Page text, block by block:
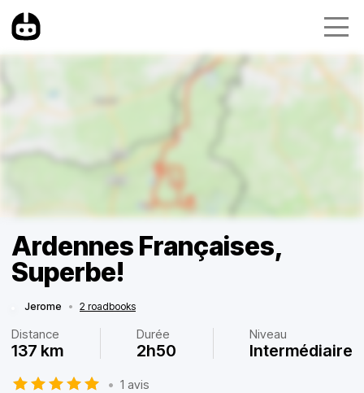
Ardennes Françaises,
Superbe!
Jerome • 2 roadbooks
Distance
137 km
Durée
2h50
Niveau
Intermédiaire
• 1 avis